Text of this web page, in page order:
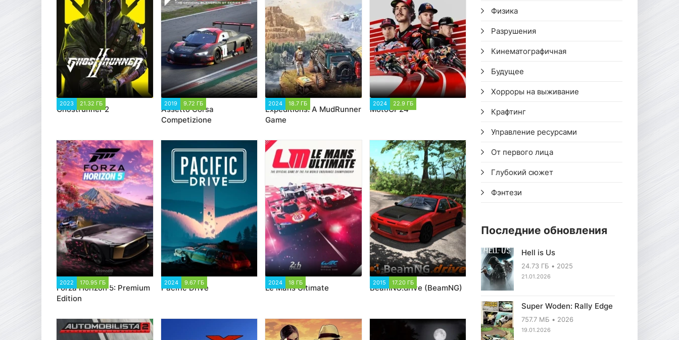
2023 21.32 ГБ
Ghostrunner 2
2019 9.72 ГБ
Assetto Corsa
Competizione
2024 18.7 ГБ
Expeditions: A MudRunner
Game
2024 22.9 ГБ
MotoGP24
2022 170.95 ГБ
Forza Horizon 5: Premium
Edition
2024 9.67 ГБ
Pacific Drive
2024 18 ГБ
Le Mans Ultimate
2015 17.20 ГБ
BeamNG.drive (BeamNG)
Физика
Разрушения
Кинематографичная
Будущее
Хорроры на выживание
Крафтинг
Управление ресурсами
От первого лица
Глубокий сюжет
Фэнтези
Последние обновления
Hell is Us
24.73 ГБ 2025
21.01.2026
Super Woden: Rally Edge
757.7 МБ 2026
19.01.2026